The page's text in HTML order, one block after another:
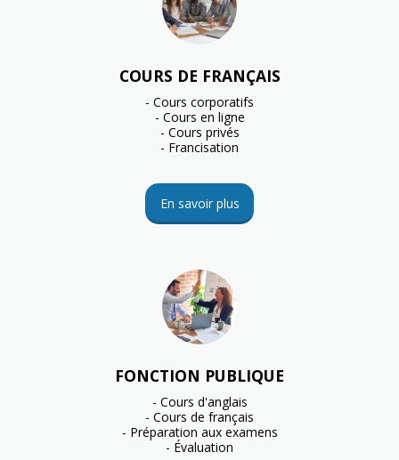
COURS DE FRANÇAIS
- Cours corporatifs
- Cours en ligne
- Cours privés
- Francisation
En savoir plus
FONCTION PUBLIQUE
- Cours d'anglais
- Cours de français
- Préparation aux examens
- Évaluation